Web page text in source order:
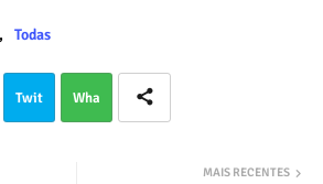
Todas
Twit Wha
MAIS RECENTES